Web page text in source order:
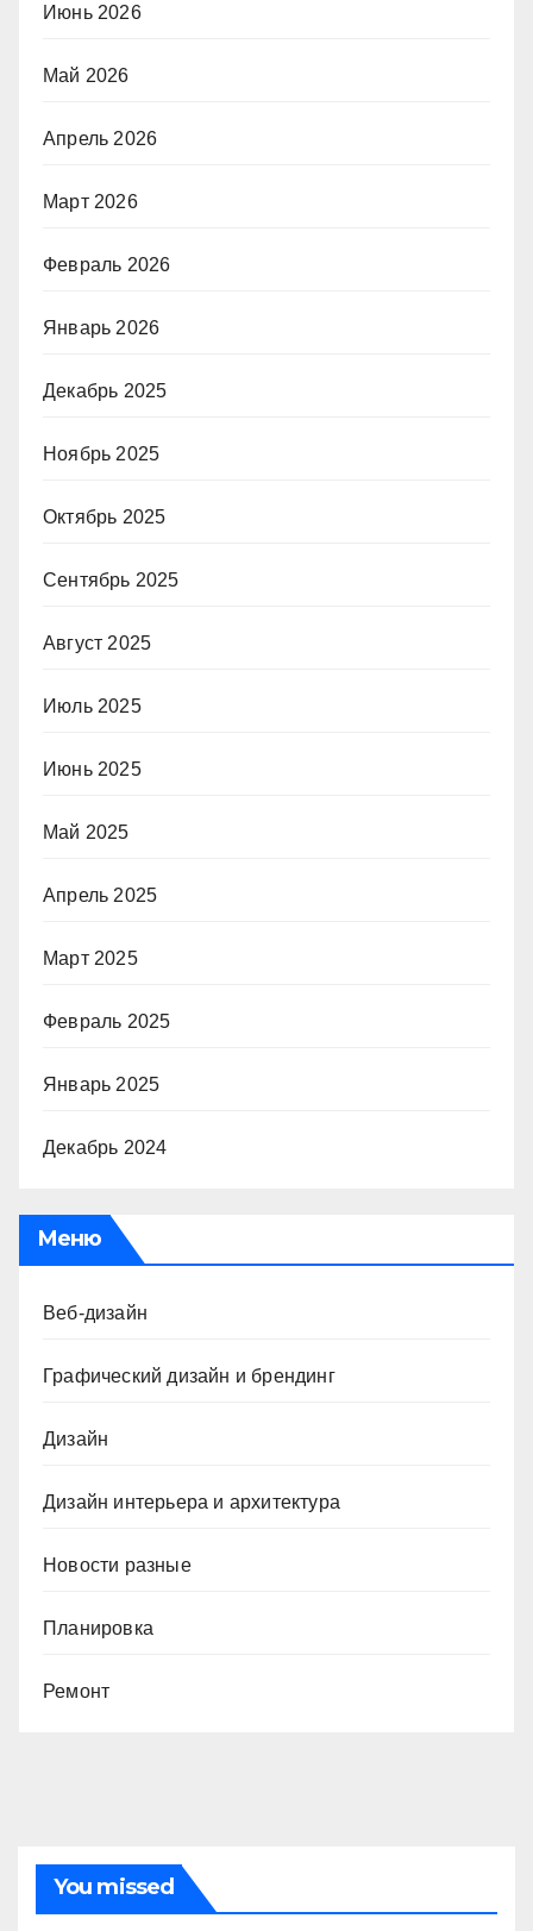
Июнь 2026
Май 2026
Апрель 2026
Март 2026
Февраль 2026
Январь 2026
Декабрь 2025
Ноябрь 2025
Октябрь 2025
Сентябрь 2025
Август 2025
Июль 2025
Июнь 2025
Май 2025
Апрель 2025
Март 2025
Февраль 2025
Январь 2025
Декабрь 2024
Меню
Веб-дизайн
Графический дизайн и брендинг
Дизайн
Дизайн интерьера и архитектура
Новости разные
Планировка
Ремонт
You missed